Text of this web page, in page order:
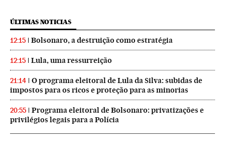
ÚLTIMAS NOTICIAS
12:15 Bolsonaro, a destruição como estratégia
12:15 Lula, uma ressurreição
21:14
O programa eleitoral de Lula da Silva: subidas de
impostos para os ricos e proteção para as minorias
20:55
Programa eleitoral de Bolsonaro: privatizações e
privilégios legais para a Polícia